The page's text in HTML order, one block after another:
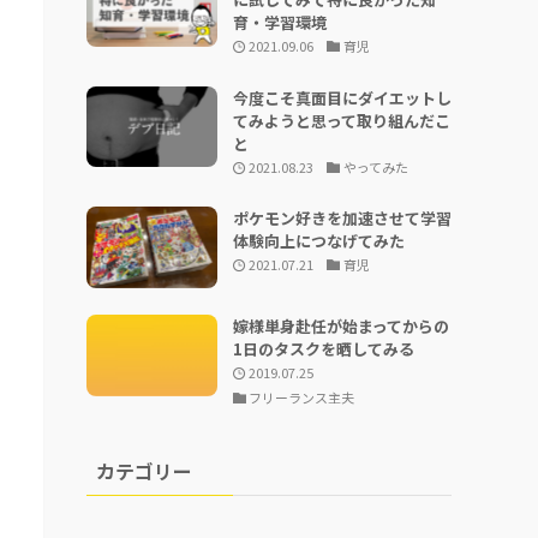
育・学習環境
2021.09.06 育児
今度こそ真面目にダイエットし
てみようと思って取り組んだこ
と
2021.08.23 やってみた
ポケモン好きを加速させて学習
体験向上につなげてみた
2021.07.21 育児
嫁様単身赴任が始まってからの
1日のタスクを晒してみる
2019.07.25
フリーランス主夫
カテゴリー